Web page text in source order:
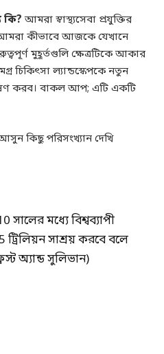
কি?আমরা স্বাস্থ্যসেবা প্রযুক্তির
আমরা কীভাবে আজকে যেখানে
মুহূর্তগুলি ক্ষেত্রটিকে আকার
চিকিৎসা ল্যান্ডস্কেপকে নতুন
করব। বাকল আপ; এটি একটি
কিছু পরিসংখ্যান দেখি
10 সালের মধ্যে বিশ্বব্যাপী
ট্রিলিয়ন সাশ্রয় করবে বলে
অ্যান্ড সুলিভান)